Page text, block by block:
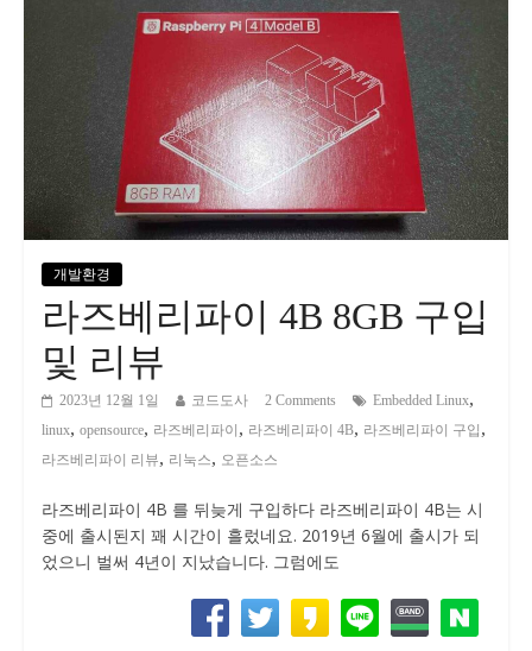
개발환경
라즈베리파이 4B 8GB 구입
및 리뷰
2023년 12월 1일 코드도사 2 Comments Embedded Linux,
linux, opensource, 라즈베리파이 , 라즈베리파이 4B, 라즈베리파이 구입 ,
라즈베리파이 리뷰, 리눅스, 오픈소스
라즈베리파이 4B 를 뒤늦게 구입하다 라즈베리파이 4B는 시
중에 출시된지 꽤 시간이 흘렀네요. 2019년 6월에 출시가 되
었으니 벌써 4년이 지났습니다. 그럼에도